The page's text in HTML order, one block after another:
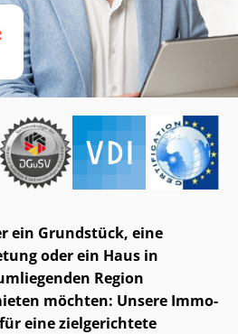
ein Grundstück, eine
oder ein Haus in
Region
möchten: Unsere Im­mo­
eine zielgerichtete